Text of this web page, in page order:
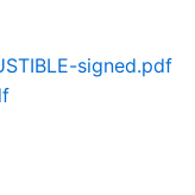
signed.pdf